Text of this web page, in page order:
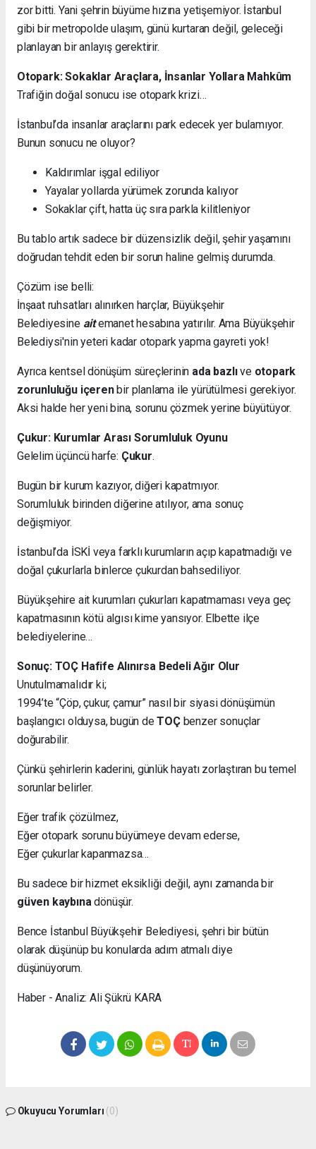
zor bitti. Yani şehrin büyüme hızına yetişemiyor. İstanbul
gibi bir metropolde ulaşım, günü kurtaran değil, geleceği
planlayan bir anlayış gerektirir.
Otopark: Sokaklar Araçlara, İnsanlar Yollara Mahkûm
Trafiğin doğal sonucu ise otopark krizi…
İstanbul’da insanlar araçlarını park edecek yer bulamıyor.
Bunun sonucu ne oluyor?
Kaldırımlar işgal ediliyor
Yayalar yollarda yürümek zorunda kalıyor
Sokaklar çift, hatta üç sıra parkla kilitleniyor
Bu tablo artık sadece bir düzensizlik değil, şehir yaşamını
doğrudan tehdit eden bir sorun haline gelmiş durumda.
Çözüm ise belli:
İnşaat ruhsatları alınırken harçlar, Büyükşehir
Belediyesine aitemanet hesabına yatırılır. Ama Büyükşehir
Belediysi'nin yeteri kadar otopark yapma gayreti yok!
Ayrıca kentsel dönüşüm süreçlerinin ada bazlıve otopark
zorunluluğu içerenbir planlama ile yürütülmesi gerekiyor.
Aksi halde her yeni bina, sorunu çözmek yerine büyütüyor.
Çukur: Kurumlar Arası Sorumluluk Oyunu
Gelelim üçüncü harfe: Çukur.
Bugün bir kurum kazıyor, diğeri kapatmıyor.
Sorumluluk birinden diğerine atılıyor, ama sonuç
değişmiyor.
İstanbul’da İSKİ veya farklı kurumların açıp kapatmadığı ve
doğal çukurlarla binlerce çukurdan bahsediliyor.
Büyükşehire ait kurumları çukurları kapatmaması veya geç
kapatmasının kötü algısı kime yansıyor. Elbette ilçe
belediyelerine…
Sonuç: TOÇ Hafife Alınırsa Bedeli Ağır Olur
Unutulmamalıdır ki;
1994’te “Çöp, çukur, çamur” nasıl bir siyasi dönüşümün
başlangıcı olduysa, bugün deTOÇbenzer sonuçlar
doğurabilir.
Çünkü şehirlerin kaderini, günlük hayatı zorlaştıran bu temel
sorunlar belirler.
Eğer trafik çözülmez,
Eğer otopark sorunu büyümeye devam ederse,
Eğer çukurlar kapanmazsa…
Bu sadece bir hizmet eksikliği değil, aynı zamanda bir
güven kaybınadönüşür.
Bence İstanbul Büyükşehir Belediyesi, şehri bir bütün
olarak düşünüp bu konularda adım atmalı diye
düşünüyorum.
Haber - Analiz: Ali Şükrü KARA
Okuyucu Yorumları (0)